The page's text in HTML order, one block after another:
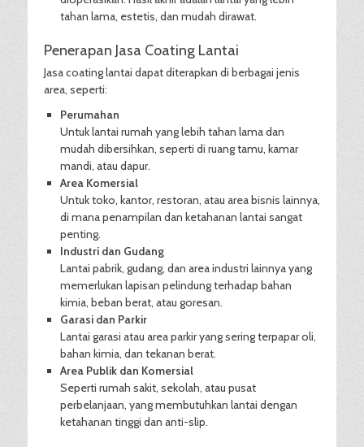
tahan lama, estetis, dan mudah dirawat.
Penerapan Jasa Coating Lantai
Jasa coating lantai dapat diterapkan di berbagai jenis
area, seperti:
Perumahan
Untuk lantai rumah yang lebih tahan lama dan
mudah dibersihkan, seperti di ruang tamu, kamar
mandi, atau dapur.
Area Komersial
Untuk toko, kantor, restoran, atau area bisnis lainnya,
di mana penampilan dan ketahanan lantai sangat
penting.
Industri dan Gudang
Lantai pabrik, gudang, dan area industri lainnya yang
memerlukan lapisan pelindung terhadap bahan
kimia, beban berat, atau goresan.
Garasi dan Parkir
Lantai garasi atau area parkir yang sering terpapar oli,
bahan kimia, dan tekanan berat.
Area Publik dan Komersial
Seperti rumah sakit, sekolah, atau pusat
perbelanjaan, yang membutuhkan lantai dengan
ketahanan tinggi dan anti-slip.